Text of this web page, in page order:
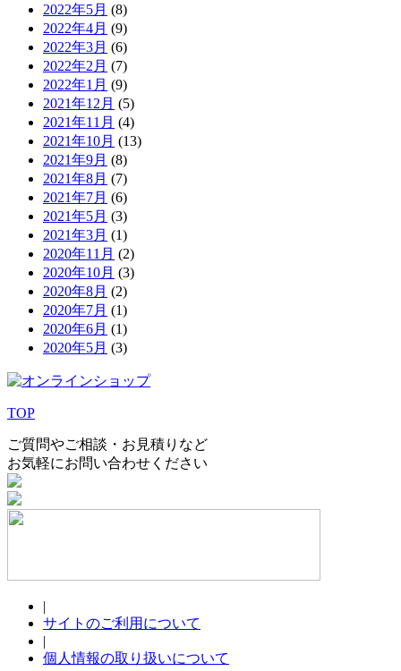
2022年5月 (8)
2022年4月 (9)
2022年3月 (6)
2022年2月 (7)
2022年1月 (9)
2021年12月 (5)
2021年11月 (4)
2021年10月 (13)
2021年9月 (8)
2021年8月 (7)
2021年7月 (6)
2021年5月 (3)
2021年3月 (1)
2020年11月 (2)
2020年10月 (3)
2020年8月 (2)
2020年7月 (1)
2020年6月 (1)
2020年5月 (3)
TOP
ご質問やご相談・お見積りなど
お気軽にお問い合わせください
|
サイトのご利用について
|
個人情報の取り扱いについて